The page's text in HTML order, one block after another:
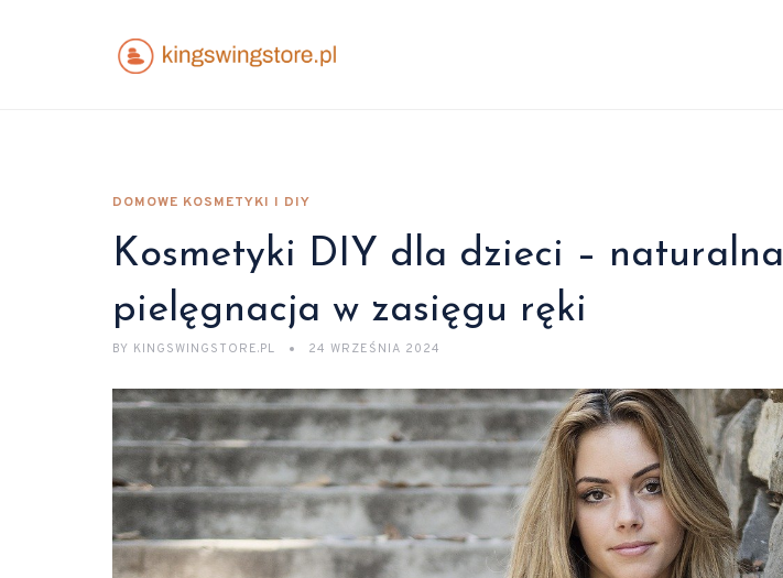
DOMOWE KOSMETYKI I DIY
Kosmetyki DIY dla dzieci – naturalna
pielęgnacja w zasięgu ręki
BY KINGSWINGSTORE.PL 24 WRZEŚNIA 2024